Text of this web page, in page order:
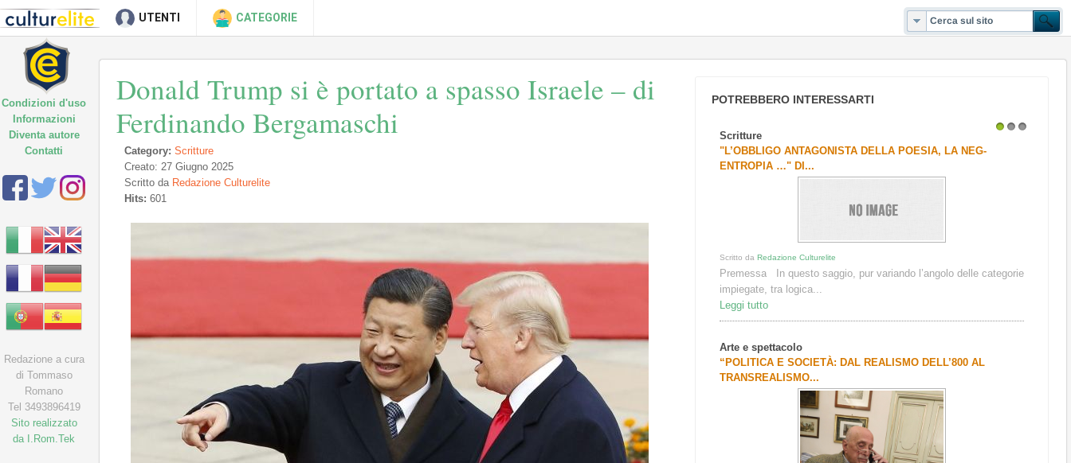
UTENTI CATEGORIE
Donald Trump si è portato a spasso Israele – di
Ferdinando Bergamaschi
Category: Scritture
Creato: 27 Giugno 2025
Scritto da Redazione Culturelite
Hits: 601
POTREBBERO INTERESSARTI
Scritture
"L’OBBLIGO ANTAGONISTA DELLA POESIA, LA NEG-
ENTROPIA …" DI...
Scritto daRedazione Culturelite
Premessa In questo sag­gio, pur variando l’angolo delle categorie
impiegate, tra logica...
Leggi tutto
Arte e spettacolo
“POLITICA E SOCIETÀ: DAL REALISMO DELL’800 AL
TRANSREALISMO...
Condizioni d'uso
Informazioni
Diventa autore
Contatti
Redazione a cura
di Tommaso
Romano
Tel 3493896419
Sito realizzato
da I.Rom.Tek